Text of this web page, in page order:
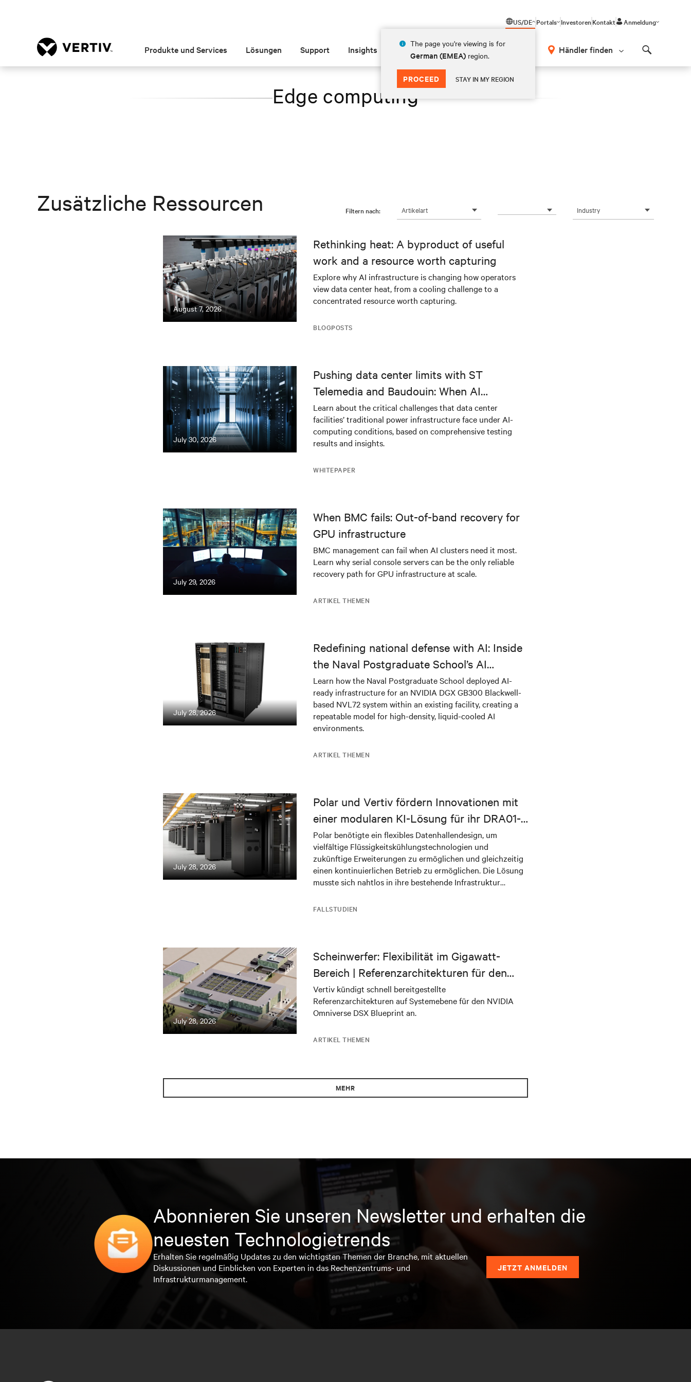
US/DE
The page you're viewing is for
German (EMEA) region.
PROCEED STAY IN MY REGION
Portals InvestorenKontakt Anmeldung
Produkte und Services Lösungen Support Insights Über Vertiv Händler finden
Edge computing
Zusätzliche Ressourcen Filtern nach: Artikelart Industry
August 7, 2026
BLOGPOSTS
Rethinking heat: A byproduct of useful
work and a resource worth capturing
Explore why AI infrastructure is changing how operators
view data center heat, from a cooling challenge to a
concentrated resource worth capturing.
July 30, 2026
WHITEPAPER
Pushing data center limits with ST
Telemedia and Baudouin: When AI
workloads meet outdated critical power
infrastructure
Learn about the critical challenges that data center
facilities’ traditional power infrastructure face under AI-
computing conditions, based on comprehensive testing
results and insights.
July 29, 2026
ARTIKEL THEMEN
When BMC fails: Out-of-band recovery for
GPU infrastructure
BMC management can fail when AI clusters need it most.
Learn why serial console servers can be the only reliable
recovery path for GPU infrastructure at scale.
July 28, 2026
ARTIKEL THEMEN
Redefining national defense with AI: Inside
the Naval Postgraduate School’s AI
infrastructure deployment
Learn how the Naval Postgraduate School deployed AI-
ready infrastructure for an NVIDIA DGX GB300 Blackwell-
based NVL72 system within an existing facility, creating a
repeatable model for high-density, liquid-cooled AI
environments.
July 28, 2026
FALLSTUDIEN
Polar und Vertiv fördern Innovationen mit
einer modularen KI-Lösung für ihr DRA01-
Rechenzentrum in Norwegen
Polar benötigte ein flexibles Datenhallendesign, um
vielfältige Flüssigkeitskühlungstechnologien und
zukünftige Erweiterungen zu ermöglichen und gleichzeitig
einen kontinuierlichen Betrieb zu ermöglichen. Die Lösung
musste sich nahtlos in ihre bestehende Infrastruktur
für geschäftskritische KI-Anwendungen bereitstellen.
July 28, 2026
ARTIKEL THEMEN
Scheinwerfer: Flexibilität im Gigawatt-
Bereich | Referenzarchitekturen für den
NVIDIA DSX Blueprint
Vertiv kündigt schnell bereitgestellte
Referenzarchitekturen auf Systemebene für den NVIDIA
Omniverse DSX Blueprint an.
MEHR
Abonnieren Sie unseren Newsletter und erhalten die
neuesten Technologietrends
Erhalten Sie regelmäßig Updates zu den wichtigsten Themen der Branche, mit aktuellen
Diskussionen und Einblicken von Experten in das Rechenzentrums- und
Infrastrukturmanagement.
JETZT ANMELDEN